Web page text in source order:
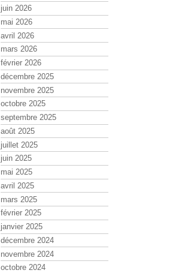
juin 2026
mai 2026
avril 2026
mars 2026
février 2026
décembre 2025
novembre 2025
octobre 2025
septembre 2025
août 2025
juillet 2025
juin 2025
mai 2025
avril 2025
mars 2025
février 2025
janvier 2025
décembre 2024
novembre 2024
octobre 2024